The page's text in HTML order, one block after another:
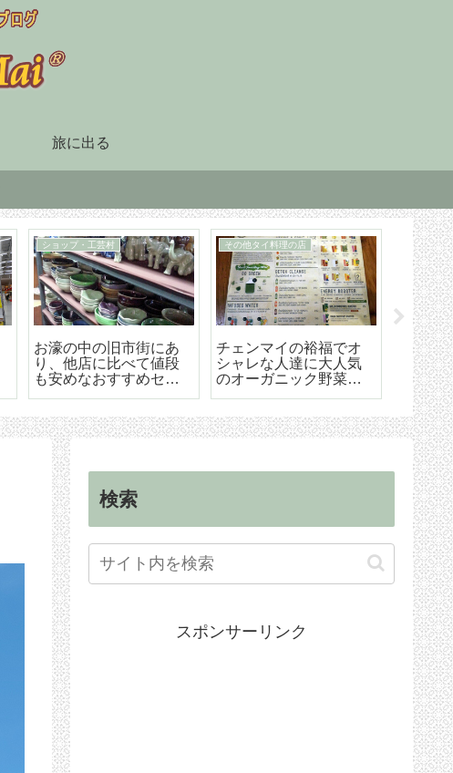
旅に出る
ショップ・工芸村
お濠の中の旧市街にあ
り、他店に比べて値段
も安めなおすすめセラ
その他タイ料理の店
チェンマイの裕福でオ
シャレな人達に大人気
のオーガニック野菜創
（Ohkajhu）」
住まい探し
チェン
ための
うや
から契
ドバイ
検索
スポンサーリンク